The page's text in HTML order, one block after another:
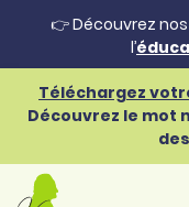
👉 Découvrez nos
l’
Téléchargez
Découvrez le mot